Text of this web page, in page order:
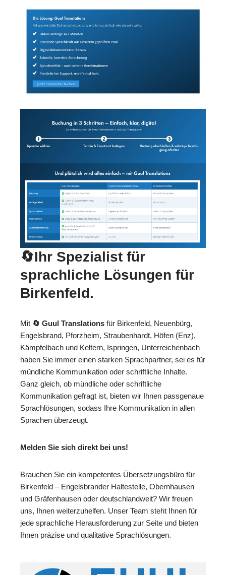
🔄Ihr Spezialist für
sprachliche Lösungen für
Birkenfeld.
Mit 🔄 Guul Translations für Birkenfeld, Neuenbürg,
Engelsbrand, Pforzheim, Straubenhardt, Höfen (Enz),
Kämpfelbach und Keltern, Ispringen, Unterreichenbach
haben Sie immer einen starken Sprachpartner, sei es für
mündliche Kommunikation oder schriftliche Inhalte.
Ganz gleich, ob mündliche oder schriftliche
Kommunikation gefragt ist, bieten wir Ihnen passgenaue
Sprachlösungen, sodass Ihre Kommunikation in allen
Sprachen überzeugt.
Melden Sie sich direkt bei uns!
Brauchen Sie ein kompetentes Übersetzungsbüro für
Birkenfeld – Engelsbrander Haltestelle, Obernhausen
und Gräfenhausen oder deutschlandweit? Wir freuen
uns, Ihnen weiterzuhelfen. Unser Team steht Ihnen für
jede sprachliche Herausforderung zur Seite und bieten
Ihnen präzise und qualitative Sprachlösungen.